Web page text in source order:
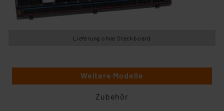
Lieferung ohne Steckboard
Weitere Modelle
Zubehör